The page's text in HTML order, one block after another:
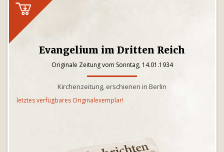
Evangelium im Dritten Reich
Originale Zeitung vom Sonntag, 14.01.1934
Kirchenzeitung, erschienen in Berlin
letztes verfügbares Originalexemplar!